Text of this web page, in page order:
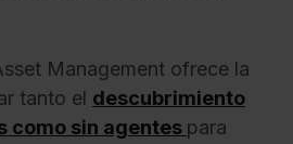
Management ofrece la
tanto el descubrimiento
como sin agentes para